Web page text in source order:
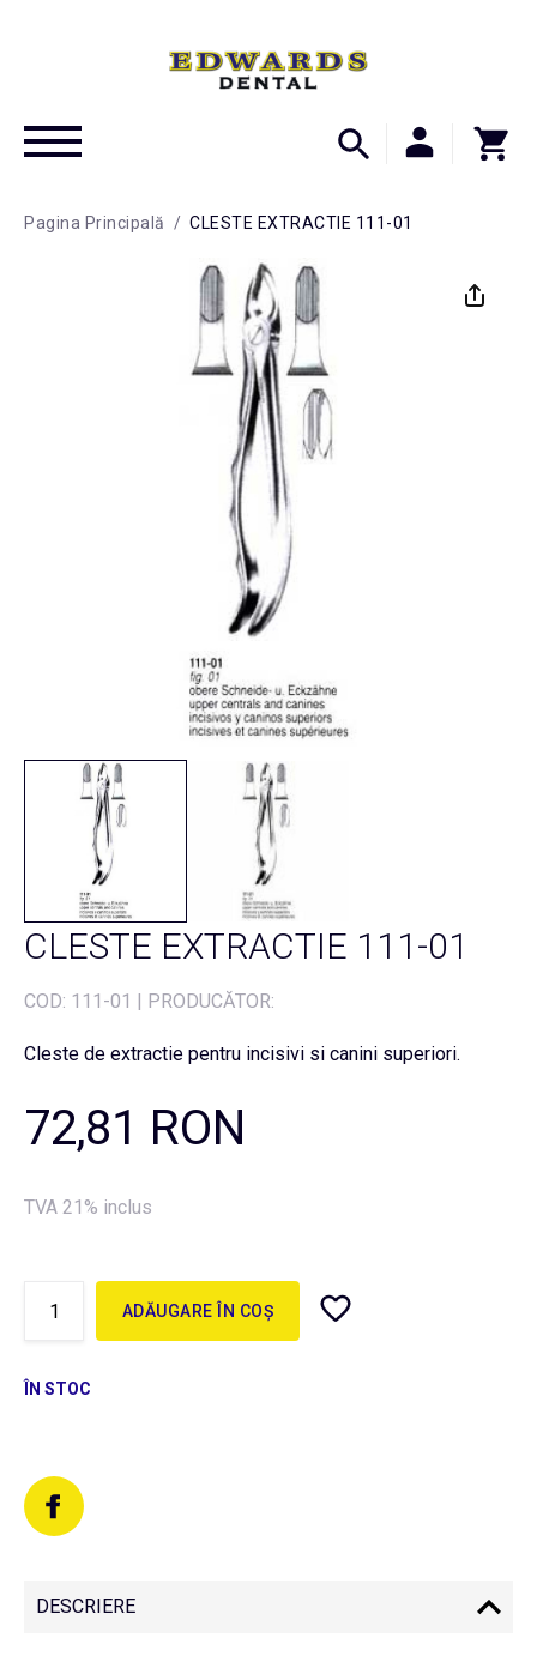
Pagina Principală / CLESTE EXTRACTIE 111-01
CLESTE EXTRACTIE 111-01
COD: 111-01 | PRODUCĂTOR:
Cleste de extractie pentru incisivi si canini superiori.
72,81 RON
TVA 21% inclus
ADĂUGARE ÎN COȘ
ÎN STOC
DESCRIERE